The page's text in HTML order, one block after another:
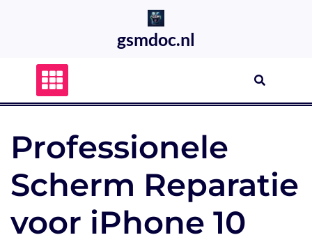
gsmdoc.nl
Professionele
Scherm Reparatie
voor iPhone 10